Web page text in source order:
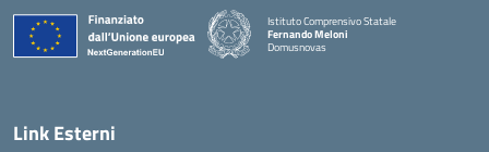
Istituto Comprensivo Statale
Fernando Meloni
Domusnovas
Link Esterni